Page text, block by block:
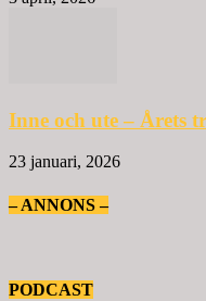
Inne och ute – Årets
23 januari, 2026
– ANNONS –
PODCAST